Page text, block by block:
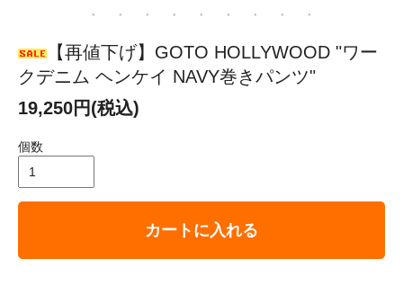
【再値下げ】GOTO HOLLYWOOD "ワー
クデニム ヘンケイ NAVY巻きパンツ"
19,250円(税込)
個数
カートに入れる